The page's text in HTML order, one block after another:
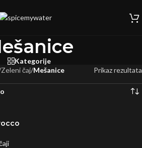
Kategorije
Zeleni čaj/Mešanice Prikaz rezultata